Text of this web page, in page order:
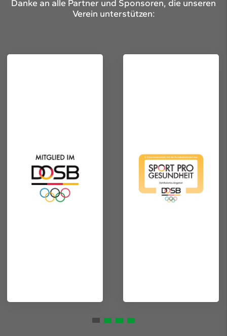
Danke an alle Partner und Sponsoren, die unseren
Verein unterstützen: